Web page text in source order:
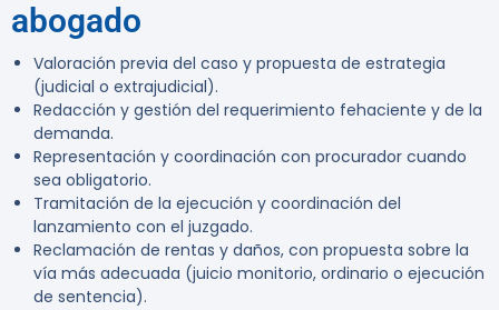
abogado
Valoración previa del caso y propuesta de estrategia
(judicial o extrajudicial).
Redacción y gestión del requerimiento fehaciente y de la
demanda.
Representación y coordinación con procurador cuando
sea obligatorio.
Tramitación de la ejecución y coordinación del
lanzamiento con el juzgado.
Reclamación de rentas y daños, con propuesta sobre la
vía más adecuada (juicio monitorio, ordinario o ejecución
de sentencia).